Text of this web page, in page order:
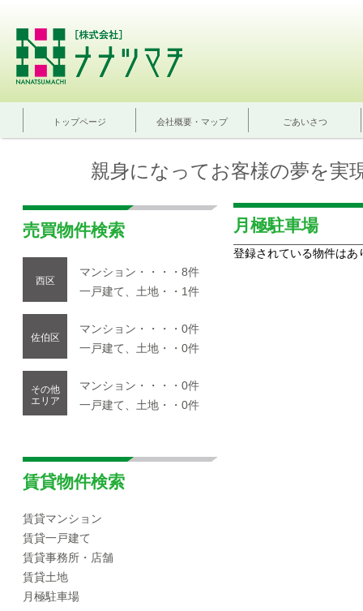
トップページ 会社概要・マップ ごあいさつ
親身になってお客様の夢を実
売買物件検索
西区
マンション・・・・8件
一戸建て、土地・・1件
佐伯区
マンション・・・・0件
一戸建て、土地・・0件
その他
エリア
マンション・・・・0件
一戸建て、土地・・0件
賃貸物件検索
賃貸マンション
賃貸一戸建て
賃貸事務所・店舗
賃貸土地
月極駐車場
月極駐車場
登録されている物件はあ